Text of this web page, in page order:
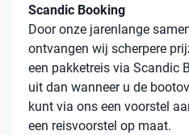
Scandic Booking
Door onze jarenlange
ontvangen wij scherpere
een pakketreis via Scandic
uit dan wanneer u de
kunt via ons een voorstel
een reisvoorstel op maat.